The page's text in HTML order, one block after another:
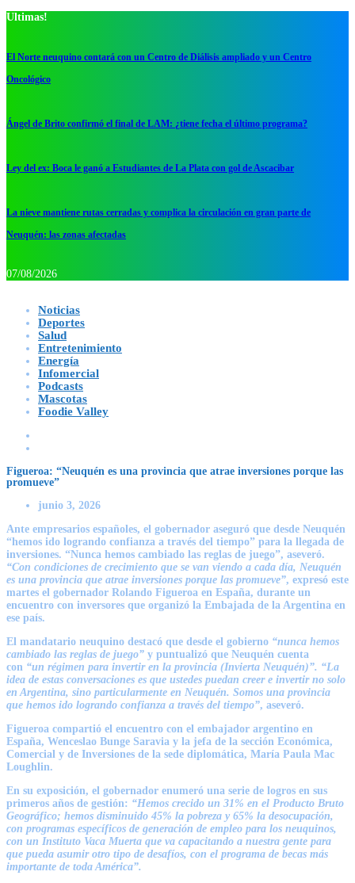
Ultimas!
El Norte neuquino contará con un Centro de Diálisis ampliado y un Centro
Oncológico
Ángel de Brito confirmó el final de LAM: ¿tiene fecha el último programa?
Ley del ex: Boca le ganó a Estudiantes de La Plata con gol de Ascacibar
La nieve mantiene rutas cerradas y complica la circulación en gran parte de
Neuquén: las zonas afectadas
07/08/2026
Noticias
Deportes
Salud
Entretenimiento
Energía
Infomercial
Podcasts
Mascotas
Foodie Valley
Figueroa: “Neuquén es una provincia que atrae inversiones porque las
promueve”
junio 3, 2026
Ante empresarios españoles, el gobernador aseguró que desde Neuquén
“hemos ido logrando confianza a través del tiempo” para la llegada de
inversiones. “Nunca hemos cambiado las reglas de juego”, aseveró.
“Con condiciones de crecimiento que se van viendo a cada día, Neuquén
es una provincia que atrae inversiones porque las promueve”, expresó este
martes el gobernador Rolando Figueroa en España, durante un
encuentro con inversores que organizó la Embajada de la Argentina en
ese país.
El mandatario neuquino destacó que desde el gobierno “nunca hemos
cambiado las reglas de juego” y puntualizó que Neuquén cuenta
con “un régimen para invertir en la provincia (Invierta Neuquén)”. “La
idea de estas conversaciones es que ustedes puedan creer e invertir no solo
en Argentina, sino particularmente en Neuquén. Somos una provincia
que hemos ido logrando confianza a través del tiempo”, aseveró.
Figueroa compartió el encuentro con el embajador argentino en
España, Wenceslao Bunge Saravia y la jefa de la sección Económica,
Comercial y de Inversiones de la sede diplomática, María Paula Mac
Loughlin.
En su exposición, el gobernador enumeró una serie de logros en sus
primeros años de gestión: “Hemos crecido un 31% en el Producto Bruto
Geográfico; hemos disminuido 45% la pobreza y 65% la desocupación,
con programas específicos de generación de empleo para los neuquinos,
con un Instituto Vaca Muerta que va capacitando a nuestra gente para
que pueda asumir otro tipo de desafíos, con el programa de becas más
importante de toda América”.